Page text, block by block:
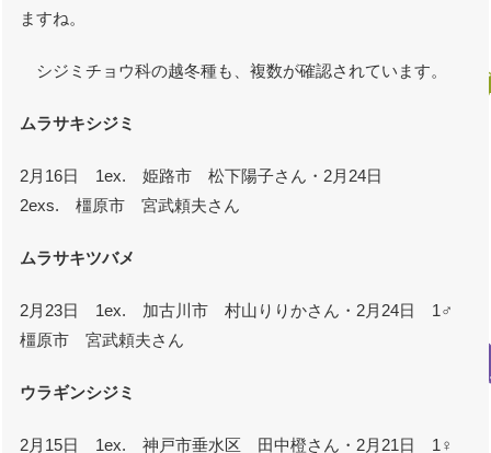
ますね。
シジミチョウ科の越冬種も、複数が確認されています。
ムラサキシジミ
2月16日 1ex. 姫路市 松下陽子さん・2月24日
2exs. 橿原市 宮武頼夫さん
ムラサキツバメ
2月23日 1ex. 加古川市 村山りりかさん・2月24日 1♂
橿原市 宮武頼夫さん
ウラギンシジミ
2月15日 1ex. 神戸市垂水区 田中橙さん・2月21日 1♀